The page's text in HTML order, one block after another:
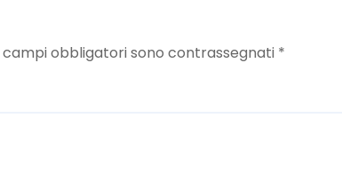
campi obbligatori sono contrassegnati *